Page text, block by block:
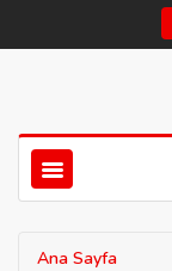
Ana Sayfa